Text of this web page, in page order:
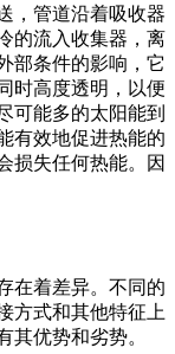
，管道沿着吸收器
的流入收集器，离
部条件的影响，它
时高度透明，以便
可能多的太阳能到
有效地促进热能的
损失任何热能。因
在着差异。不同的
方式和其他特征上
其优势和劣势。